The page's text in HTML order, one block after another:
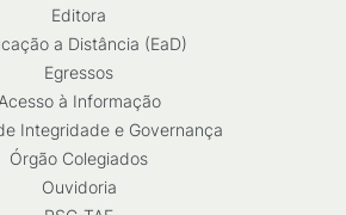
Editora
a Distância (EaD)
Egressos
Acesso à Informação
Integridade e Governança
Órgão Colegiados
Ouvidoria